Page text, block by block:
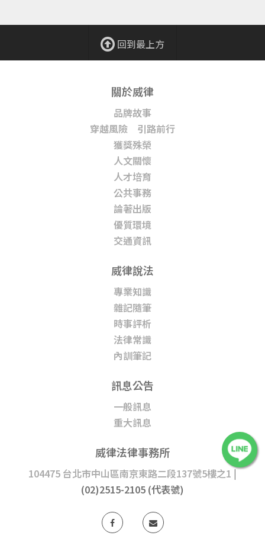
回到最上方
關於威律
品牌故事
穿越風險 引路前行
獲獎殊榮
人文關懷
人才培育
公共事務
論著出版
優質環境
交通資訊
威律說法
專業知識
雜記隨筆
時事評析
法律常識
內訓筆記
訊息公告
一般訊息
重大訊息
威律法律事務所
104475 台北市中山區南京東路二段137號5樓之1 |
(02)2515-2105 (代表號)